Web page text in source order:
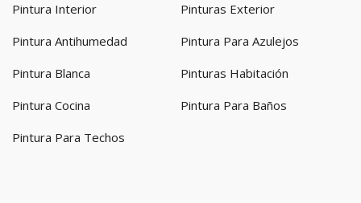
Pintura Interior
Pinturas Exterior
Pintura Antihumedad
Pintura Para Azulejos
Pintura Blanca
Pinturas Habitación
Pintura Cocina
Pintura Para Baños
Pintura Para Techos